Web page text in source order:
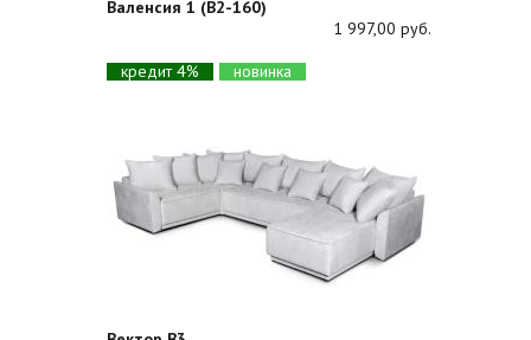
Валенсия 1 (В2-160)
1 997,00 руб.
кредит 4%
новинка